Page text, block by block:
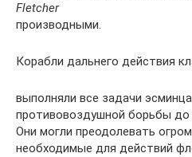
Fletcher
производными.
Корабли дальнего действия
выполняли все задачи
противовоздушной борьбы до
Они могли преодолевать
необходимые для действий